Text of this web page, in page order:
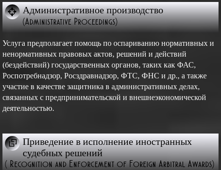
Административное производство
(Administrative Proceedings)
Услуга предполагает помощь по оспариванию нормативных и
ненормативных правовых актов, решений и действий
(бездействий) государственных органов, таких как ФАС,
Роспотребнадзор, Росздравнадзор, ФТС, ФНС и др., а также
участие в качестве защитника в административных делах,
связанных с предпринимательской и внешнеэкономической
деятельностью.
Приведение в исполнение иностранных
судебных решений
( Recognition and Enforcement of Foreign Arbitral Awards)